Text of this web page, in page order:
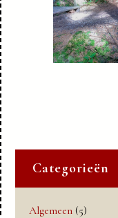
Categorieën
Algemeen (5)